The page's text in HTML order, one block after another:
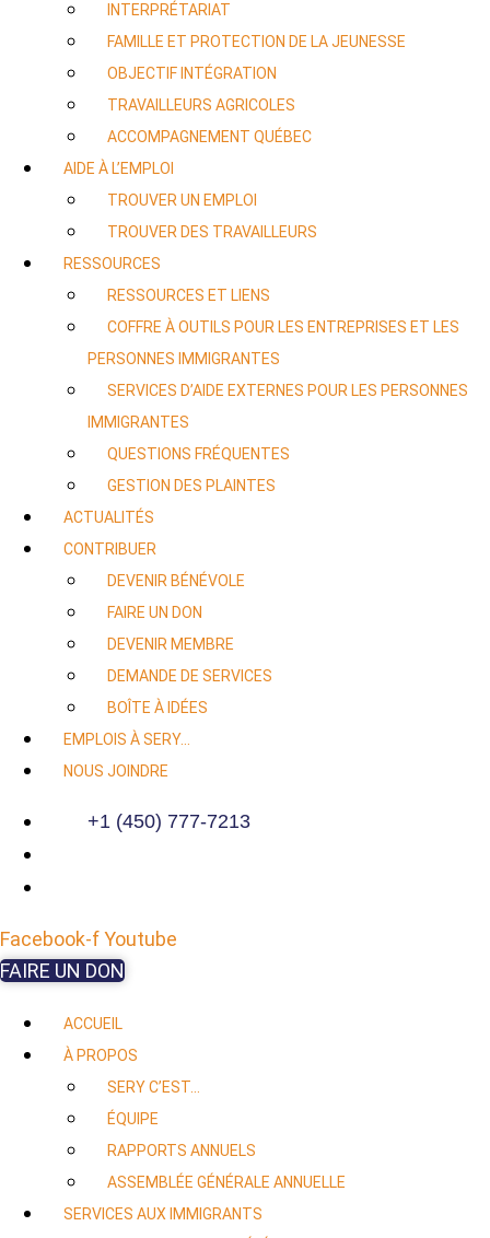
INTERPRÉTARIAT
FAMILLE ET PROTECTION DE LA JEUNESSE
OBJECTIF INTÉGRATION
TRAVAILLEURS AGRICOLES
ACCOMPAGNEMENT QUÉBEC
AIDE À L’EMPLOI
TROUVER UN EMPLOI
TROUVER DES TRAVAILLEURS
RESSOURCES
RESSOURCES ET LIENS
COFFRE À OUTILS POUR LES ENTREPRISES ET LES
PERSONNES IMMIGRANTES
SERVICES D’AIDE EXTERNES POUR LES PERSONNES
IMMIGRANTES
QUESTIONS FRÉQUENTES
GESTION DES PLAINTES
ACTUALITÉS
CONTRIBUER
DEVENIR BÉNÉVOLE
FAIRE UN DON
DEVENIR MEMBRE
DEMANDE DE SERVICES
BOÎTE À IDÉES
EMPLOIS À SERY…
NOUS JOINDRE
+1 (450) 777-7213
Facebook-fYoutube
FAIRE UN DON
ACCUEIL
À PROPOS
SERY C’EST…
ÉQUIPE
RAPPORTS ANNUELS
ASSEMBLÉE GÉNÉRALE ANNUELLE
SERVICES AUX IMMIGRANTS